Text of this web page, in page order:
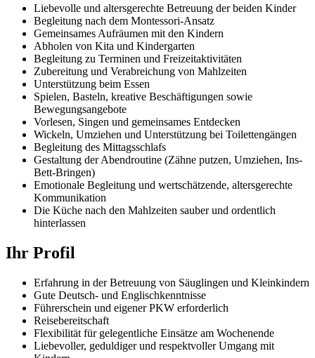
Liebevolle und altersgerechte Betreuung der beiden Kinder
Begleitung nach dem Montessori-Ansatz
Gemeinsames Aufräumen mit den Kindern
Abholen von Kita und Kindergarten
Begleitung zu Terminen und Freizeitaktivitäten
Zubereitung und Verabreichung von Mahlzeiten
Unterstützung beim Essen
Spielen, Basteln, kreative Beschäftigungen sowie
Bewegungsangebote
Vorlesen, Singen und gemeinsames Entdecken
Wickeln, Umziehen und Unterstützung bei Toilettengängen
Begleitung des Mittagsschlafs
Gestaltung der Abendroutine (Zähne putzen, Umziehen, Ins-
Bett-Bringen)
Emotionale Begleitung und wertschätzende, altersgerechte
Kommunikation
Die Küche nach den Mahlzeiten sauber und ordentlich
hinterlassen
Ihr Profil
Erfahrung in der Betreuung von Säuglingen und Kleinkindern
Gute Deutsch- und Englischkenntnisse
Führerschein und eigener PKW erforderlich
Reisebereitschaft
Flexibilität für gelegentliche Einsätze am Wochenende
Liebevoller, geduldiger und respektvoller Umgang mit